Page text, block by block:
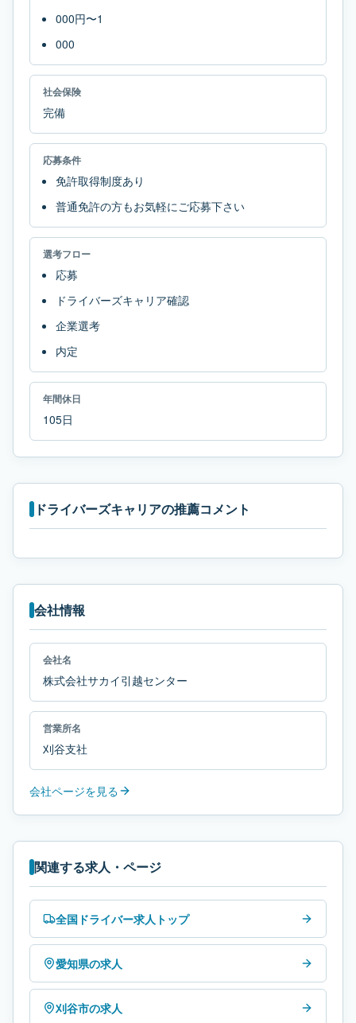
000円〜1
000
社会保険
完備
応募条件
免許取得制度あり
普通免許の方もお気軽にご応募下さい
選考フロー
応募
ドライバーズキャリア確認
企業選考
内定
年間休日
105日
ドライバーズキャリアの推薦コメント
会社情報
会社名
株式会社サカイ引越センター
営業所名
刈谷支社
会社ページを見る
関連する求人・ページ
全国ドライバー求人トップ
愛知県の求人
刈谷市の求人